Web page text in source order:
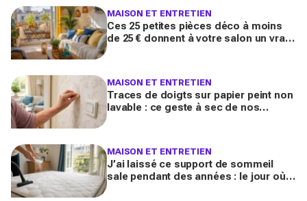
MAISON ET ENTRETIEN
Ces 25 petites pièces déco à moins
de 25 € donnent à votre salon un vrai
MAISON ET ENTRETIEN
Traces de doigts sur papier peint non
lavable : ce geste à sec de nos
MAISON ET ENTRETIEN
J’ai laissé ce support de sommeil
sale pendant des années : le jour où